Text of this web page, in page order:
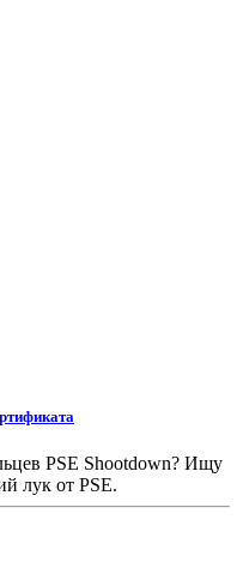
PSE Shootdown? Ищу
лук от PSE.